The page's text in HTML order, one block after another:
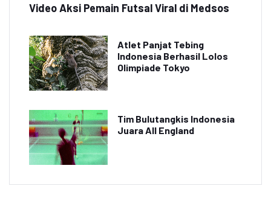
Video Aksi Pemain Futsal Viral di Medsos
Atlet Panjat Tebing
Indonesia Berhasil Lolos
Olimpiade Tokyo
Tim Bulutangkis Indonesia
Juara All England